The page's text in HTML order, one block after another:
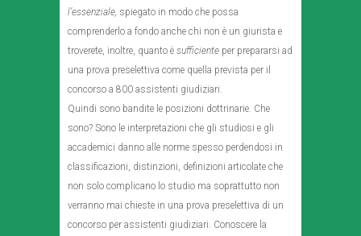
l’essenziale, spiegato in modo che possa
comprenderlo a fondo anche chi non è un giurista e
troverete, inoltre, quanto è sufficiente per prepararsi ad
una prova preselettiva come quella prevista per il
concorso a 800 assistenti giudiziari.
Quindi sono bandite le posizioni dottrinarie. Che
sono? Sono le interpretazioni che gli studiosi e gli
accademici danno alle norme spesso perdendosi in
classificazioni, distinzioni, definizioni articolate che
non solo complicano lo studio ma soprattutto non
verranno mai chieste in una prova preselettiva di un
concorso per assistenti giudiziari. Conoscere la